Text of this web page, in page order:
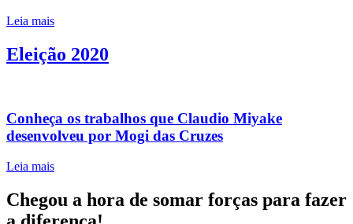
Leia mais
Eleição 2020
Conheça os trabalhos que Claudio Miyake
desenvolveu por Mogi das Cruzes
Leia mais
Chegou a hora de somar forças para fazer